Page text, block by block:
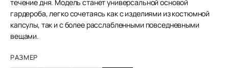
течение дня. Модель станет универсальной основой
гардероба, легко сочетаясь как с изделиями из костюмной
капсулы, так и с более расслабленными повседневными
вещами.
РАЗМЕР